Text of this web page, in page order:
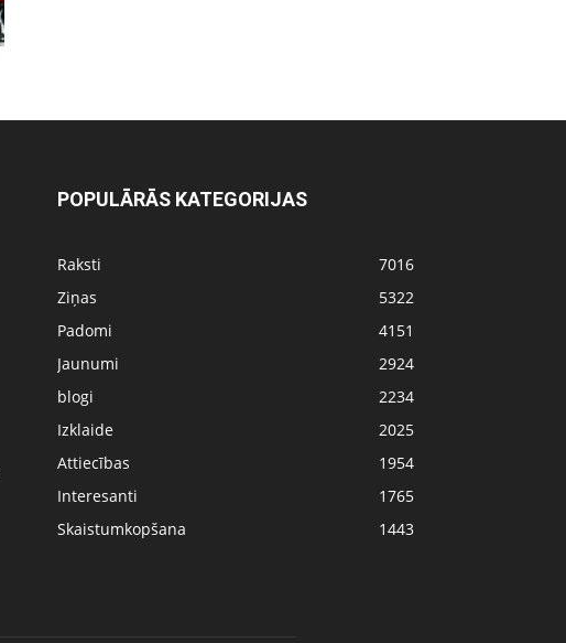
POPULĀRĀS KATEGORIJAS
Raksti
7016
Ziņas
5322
Padomi
4151
Jaunumi
2924
blogi
2234
Izklaide
2025
Attiecības
1954
Interesanti
1765
Skaistumkopšana
1443